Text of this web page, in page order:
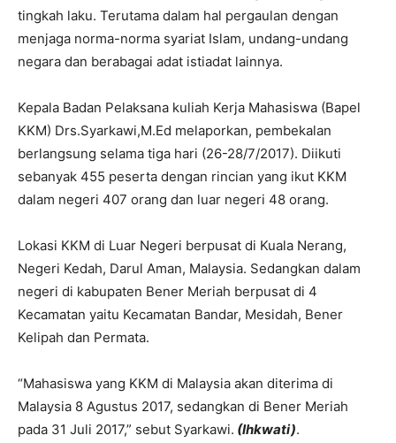
tingkah laku. Terutama dalam hal pergaulan dengan
menjaga norma-norma syariat Islam, undang-undang
negara dan berabagai adat istiadat lainnya.
Kepala Badan Pelaksana kuliah Kerja Mahasiswa (Bapel
KKM) Drs.Syarkawi,M.Ed melaporkan, pembekalan
berlangsung selama tiga hari (26-28/7/2017). Diikuti
sebanyak 455 peserta dengan rincian yang ikut KKM
dalam negeri 407 orang dan luar negeri 48 orang.
Lokasi KKM di Luar Negeri berpusat di Kuala Nerang,
Negeri Kedah, Darul Aman, Malaysia. Sedangkan dalam
negeri di kabupaten Bener Meriah berpusat di 4
Kecamatan yaitu Kecamatan Bandar, Mesidah, Bener
Kelipah dan Permata.
“Mahasiswa yang KKM di Malaysia akan diterima di
Malaysia 8 Agustus 2017, sedangkan di Bener Meriah
pada 31 Juli 2017,” sebut Syarkawi. (Ihkwati).